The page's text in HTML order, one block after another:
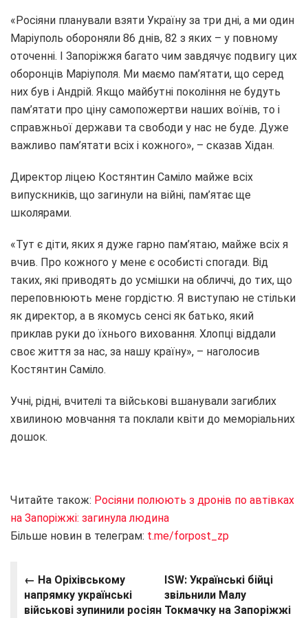
«Росіяни планували взяти Україну за три дні, а ми один
Маріуполь обороняли 86 днів, 82 з яких – у повному
оточенні. І Запоріжжя багато чим завдячує подвигу цих
оборонців Маріуполя. Ми маємо пам’ятати, що серед
них був і Андрій. Якщо майбутні покоління не будуть
пам’ятати про ціну самопожертви наших воїнів, то і
справжньої держави та свободи у нас не буде. Дуже
важливо пам’ятати всіх і кожного», – сказав Хідан.
Директор ліцею Костянтин Саміло майже всіх
випускників, що загинули на війні, пам’ятає ще
школярами.
«Тут є діти, яких я дуже гарно пам’ятаю, майже всіх я
вчив. Про кожного у мене є особисті спогади. Від
таких, які приводять до усмішки на обличчі, до тих, що
переповнюють мене гордістю. Я виступаю не стільки
як директор, а в якомусь сенсі як батько, який
приклав руки до їхнього виховання. Хлопці віддали
своє життя за нас, за нашу країну», – наголосив
Костянтин Саміло.
Учні, рідні, вчителі та військові вшанували загиблих
хвилиною мовчання та поклали квіти до меморіальних
дошок.
Читайте також: Росіяни полюють з дронів по автівках
на Запоріжжі: загинула людина
Більше новин в телеграм: t.me/forpost_zp
← На Оріхівському
напрямку українські
військові зупинили росіян
ISW: Українські бійці
звільнили Малу
Токмачку на Запоріжжі